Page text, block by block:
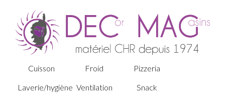
Cuisson Froid
Pizzeria
Laverie/hygiène Ventilation
Snack